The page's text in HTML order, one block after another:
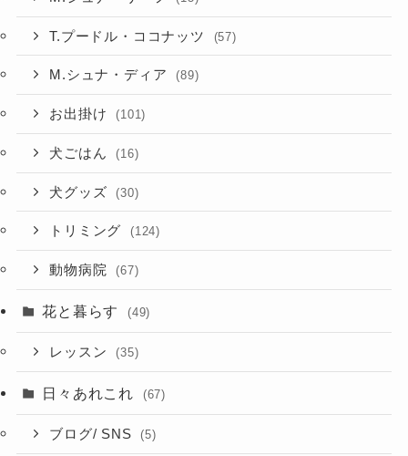
T.プードル・ココナッツ (57)
M.シュナ・ディア (89)
お出掛け (101)
犬ごはん (16)
犬グッズ (30)
トリミング (124)
動物病院 (67)
花と暮らす (49)
レッスン (35)
日々あれこれ (67)
ブログ/ SNS (5)